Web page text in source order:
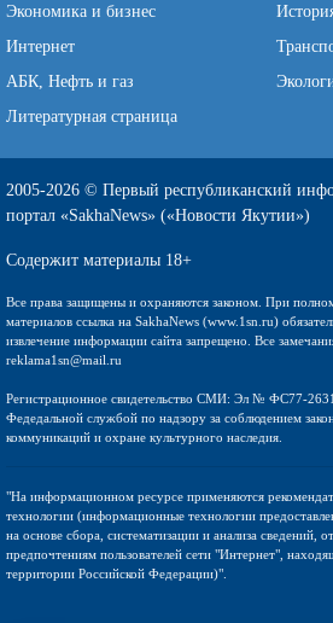
Экономика и бизнес
Интернет
АБК, Нефть и газ
Литературная страница
2005-2026 © Первый республиканский
портал «SakhaNews» («Новости Якутии»)
Содержит материалы 18+
Все права защищены и охраняются законом. При
материалов ссылка на SakhaNews (www.1sn.ru)
извлечение информации сайта запрещено. Все
reklama1sn@mail.ru
Регистрационное свидетельство СМИ: Эл № ФС77-
Федедальной службой по надзору за соблюдением
коммуникаций и охране культурного наследия.
"На информационном ресурсе применяются
технологии (информационные технологии
на основе сбора, систематизации и анализа сведений,
предпочтениям пользователей сети "Интернет",
территории Российской Федерации)".